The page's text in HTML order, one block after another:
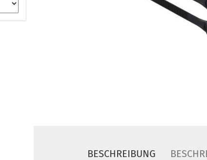
Thule Montagekits 60.. für 7106
BESCHREIBUNG